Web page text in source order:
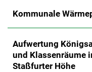
Kommunale
Aufwertung
und Klassenräume
Staßfurter Höhe